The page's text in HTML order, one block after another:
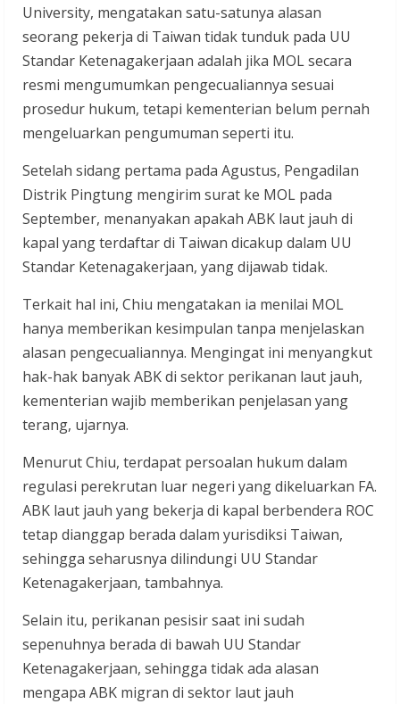
University, mengatakan satu-satunya alasan
seorang pekerja di Taiwan tidak tunduk pada UU
Standar Ketenagakerjaan adalah jika MOL secara
resmi mengumumkan pengecualiannya sesuai
prosedur hukum, tetapi kementerian belum pernah
mengeluarkan pengumuman seperti itu.
Setelah sidang pertama pada Agustus, Pengadilan
Distrik Pingtung mengirim surat ke MOL pada
September, menanyakan apakah ABK laut jauh di
kapal yang terdaftar di Taiwan dicakup dalam UU
Standar Ketenagakerjaan, yang dijawab tidak.
Terkait hal ini, Chiu mengatakan ia menilai MOL
hanya memberikan kesimpulan tanpa menjelaskan
alasan pengecualiannya. Mengingat ini menyangkut
hak-hak banyak ABK di sektor perikanan laut jauh,
kementerian wajib memberikan penjelasan yang
terang, ujarnya.
Menurut Chiu, terdapat persoalan hukum dalam
regulasi perekrutan luar negeri yang dikeluarkan FA.
ABK laut jauh yang bekerja di kapal berbendera ROC
tetap dianggap berada dalam yurisdiksi Taiwan,
sehingga seharusnya dilindungi UU Standar
Ketenagakerjaan, tambahnya.
Selain itu, perikanan pesisir saat ini sudah
sepenuhnya berada di bawah UU Standar
Ketenagakerjaan, sehingga tidak ada alasan
mengapa ABK migran di sektor laut jauh